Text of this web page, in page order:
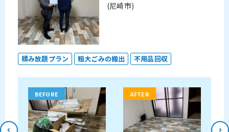
(尼崎市)
積み放題プラン 粗大ごみの搬出 不用品回収
BEFORE AFTER